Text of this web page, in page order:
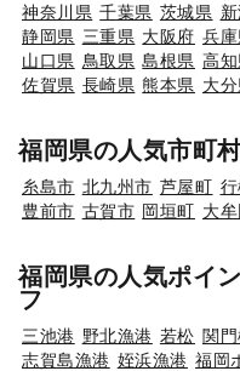
神奈川県 千葉県 茨城県
静岡県 三重県 大阪府 兵庫
山口県 鳥取県 島根県 高知
佐賀県 長崎県 熊本県 大分
福岡県の人気市町
糸島市 北九州市 芦屋町
豊前市 古賀市 岡垣町 大
福岡県の人気ポイ
フ
三池港 野北漁港 若松 関
志賀島漁港 姪浜漁港 福岡